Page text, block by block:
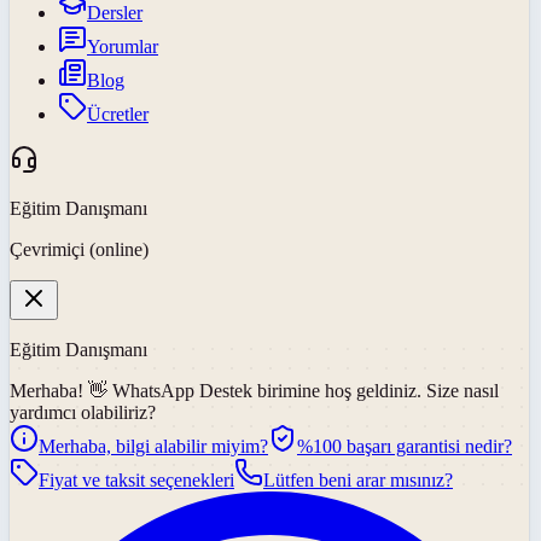
Dersler
Yorumlar
Blog
Ücretler
Eğitim Danışmanı
Çevrimiçi (online)
Eğitim Danışmanı
Merhaba! 👋 WhatsApp Destek birimine hoş geldiniz. Size nasıl
yardımcı olabiliriz?
Merhaba, bilgi alabilir miyim?
%100 başarı garantisi nedir?
Fiyat ve taksit seçenekleri
Lütfen beni arar mısınız?